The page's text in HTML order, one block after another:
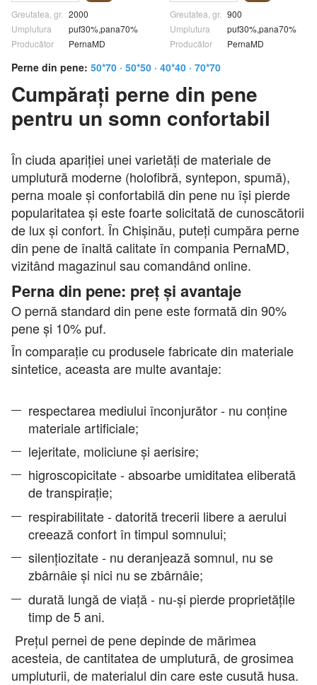
Greutatea, gr. 2000
Umplutura
puf30%,pana70%
Producător
PernaMD
Greutatea, gr. 900
Umplutura
puf30%,pana70%
Producător
PernaMD
Perne din pene: 50*70 · 50*50 · 40*40 · 70*70
Cumpărați perne din pene
pentru un somn confortabil
În ciuda apariției unei varietăți de materiale de
umplutură moderne (holofibră, syntepon, spumă),
perna moale și confortabilă din pene nu își pierde
popularitatea și este foarte solicitată de cunoscătorii
de lux și confort. În Chișinău, puteți cumpăra perne
din pene de înaltă calitate în compania PernaMD,
vizitând magazinul sau comandând online.
Perna din pene: preț și avantaje
O pernă standard din pene este formată din 90%
pene și 10% puf.
În comparație cu produsele fabricate din materiale
sintetice, aceasta are multe avantaje:
respectarea mediului înconjurător - nu conține
materiale artificiale;
lejeritate, moliciune și aerisire;
higroscopicitate - absoarbe umiditatea eliberată
de transpirație;
respirabilitate - datorită trecerii libere a aerului
creează confort în timpul somnului;
silențiozitate - nu deranjează somnul, nu se
zbârnâie și nici nu se zbârnâie;
durată lungă de viață - nu-și pierde proprietățile
timp de 5 ani.
Prețul pernei de pene depinde de mărimea
acesteia, de cantitatea de umplutură, de grosimea
umpluturii, de materialul din care este cusută husa.